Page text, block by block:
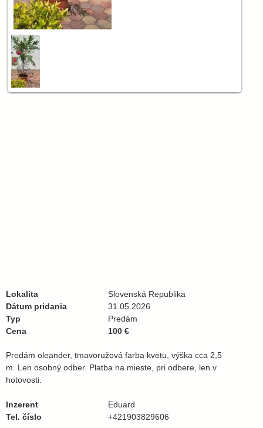
Lokalita
Slovenská Republika
Dátum pridania
31.05.2026
Typ
Predám
Cena
100 €
Predám oleander, tmavoružová farba kvetu, výška cca 2,5
m. Len osobný odber. Platba na mieste, pri odbere, len v
hotovosti.
Inzerent
Eduard
Tel. číslo
+421903829606